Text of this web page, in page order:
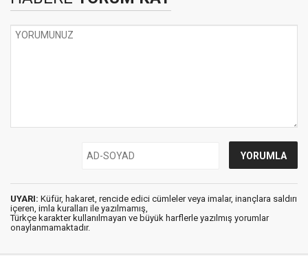
UYARI: Küfür, hakaret, rencide edici cümleler veya imalar, inançlara saldırı
içeren, imla kuralları ile yazılmamış,
Türkçe karakter kullanılmayan ve büyük harflerle yazılmış yorumlar
onaylanmamaktadır.